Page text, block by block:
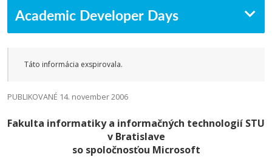
Academic Developer Days
Táto informácia exspirovala.
PUBLIKOVANÉ 14. november 2006
Fakulta informatiky a informačných technologií STU
v Bratislave
so spoločnosťou Microsoft